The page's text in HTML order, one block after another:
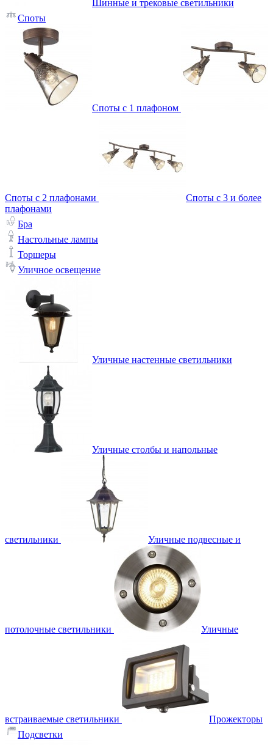
Шинные и трековые светильники
Споты
Споты с 1 плафоном
Споты с 2 плафонами
Споты с 3 и более
плафонами
Бра
Настольные лампы
Торшеры
Уличное освещение
Уличные настенные светильники
Уличные столбы и напольные
светильники Уличные подвесные и
потолочные светильники Уличные
встраиваемые светильники
Прожекторы
Подсветки